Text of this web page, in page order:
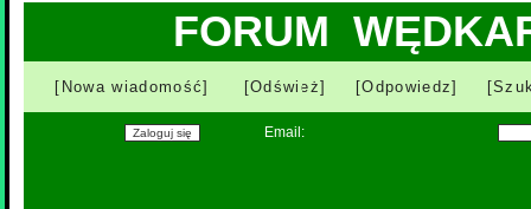
FORUM
[Nowa wiadomość] [Odśwież] [Odpowiedz]
Email: